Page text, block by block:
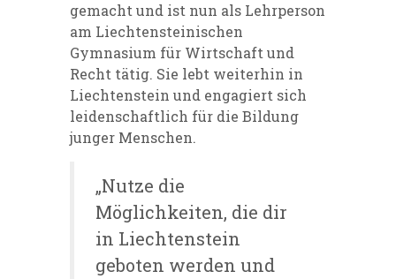
gemacht und ist nun als Lehrperson
am Liechtensteinischen
Gymnasium für Wirtschaft und
Recht tätig. Sie lebt weiterhin in
Liechtenstein und engagiert sich
leidenschaftlich für die Bildung
junger Menschen.
„Nutze die
Möglichkeiten, die dir
in Liechtenstein
geboten werden und